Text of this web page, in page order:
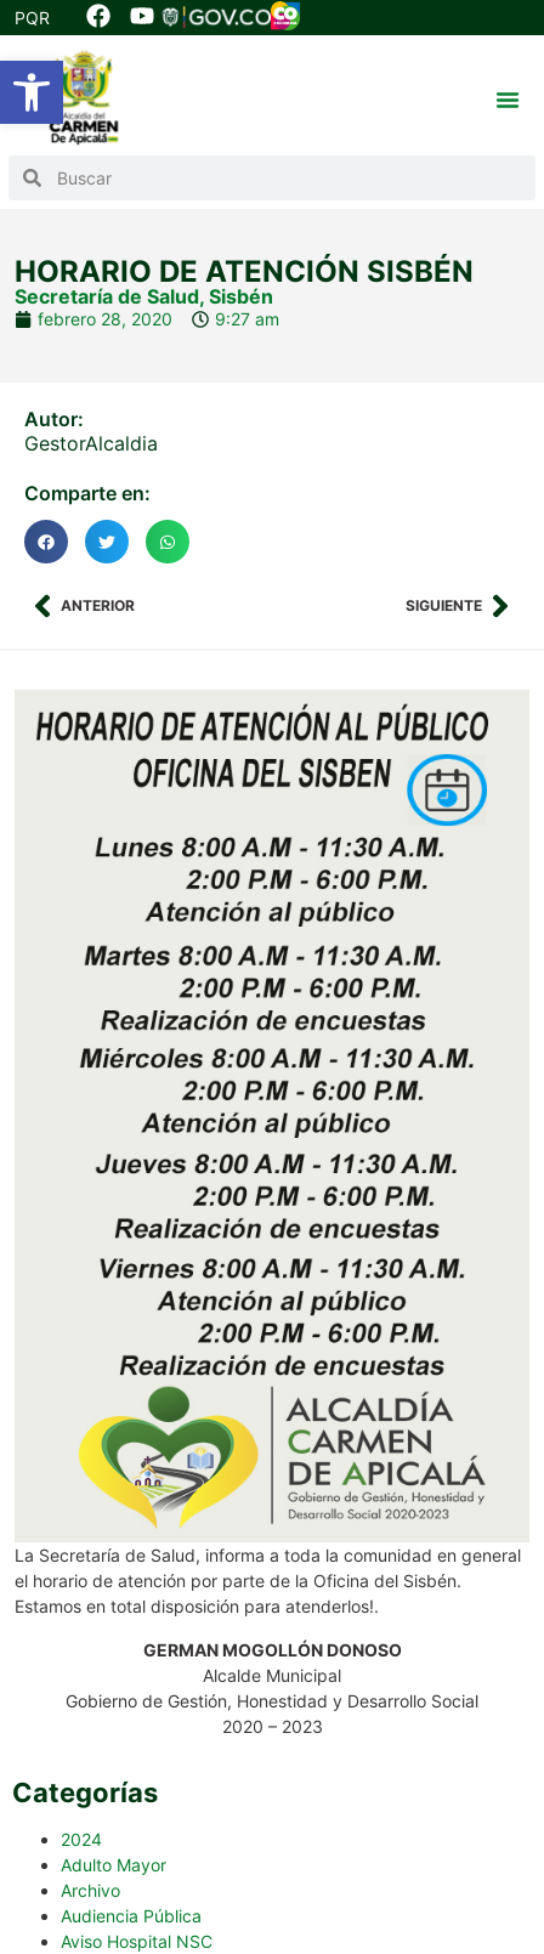
Abrir barra de herramientas
PQR
HORARIO DE ATENCIÓN SISBÉN
Secretaría de Salud, Sisbén
febrero 28, 2020 9:27 am
Autor:
GestorAlcaldia
Comparte en:
ANTERIOR SIGUIENTE
La Secretaría de Salud, informa a toda la comunidad en general
el horario de atención por parte de la Oficina del Sisbén.
Estamos en total disposición para atenderlos!.
GERMAN MOGOLLÓN DONOSO
Alcalde Municipal
Gobierno de Gestión, Honestidad y Desarrollo Social
2020 – 2023
Categorías
2024
Adulto Mayor
Archivo
Audiencia Pública
Aviso Hospital NSC